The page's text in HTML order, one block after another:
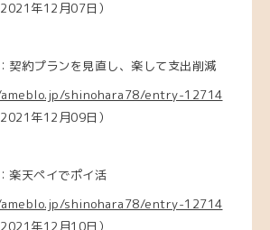
2021年12月07日）
契約プランを見直し、楽して支出削減
shinohara78/entry-12714
2021年12月09日）
楽天ペイでポイ活
shinohara78/entry-12714
2021年12月10日）